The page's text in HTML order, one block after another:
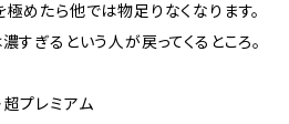
めたら他では物足りなくなります。
すぎるという人が戻ってくるところ。
レミアム